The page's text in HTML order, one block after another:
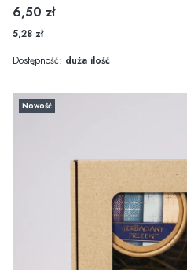
Cena
6,50 zł
5,28 zł
Dostępność: duża ilość
Nowość